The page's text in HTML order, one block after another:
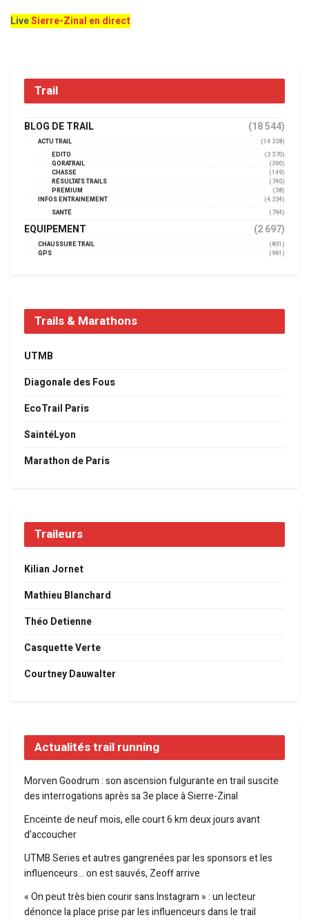
LiveSierre-Zinal en direct
Trail
BLOG DE TRAIL (18 544)
ACTU TRAIL
(14 338)
EDITO
(3 370)
GORATRAIL
(390)
CHASSE
(149)
RÉSULTATS TRAILS
(740)
PREMIUM
(38)
INFOS ENTRAINEMENT
(4 234)
SANTÉ
(794)
EQUIPEMENT (2 697)
CHAUSSURE TRAIL
(801)
GPS
(961)
Trails & Marathons
UTMB
Diagonale des Fous
EcoTrail Paris
SaintéLyon
Marathon de Paris
Traileurs
Kilian Jornet
Mathieu Blanchard
Théo Detienne
Casquette Verte
Courtney Dauwalter
Actualités trail running
Morven Goodrum : son ascension fulgurante en trail suscite
des interrogations après sa 3e place à Sierre-Zinal
Enceinte de neuf mois, elle court 6 km deux jours avant
d’accoucher
UTMB Series et autres gangrenées par les sponsors et les
influenceurs… on est sauvés, Zeoff arrive
« On peut très bien courir sans Instagram » : un lecteur
dénonce la place prise par les influenceurs dans le trail